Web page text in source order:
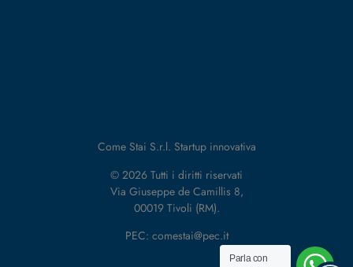
Come Stai S.r.l. Startup innovativa
© 2026 Tutti i diritti riservati
Via Giuseppe de Camillis 8,
00019 Tivoli (RM).
PEC: comestai@pec.it
Parla con